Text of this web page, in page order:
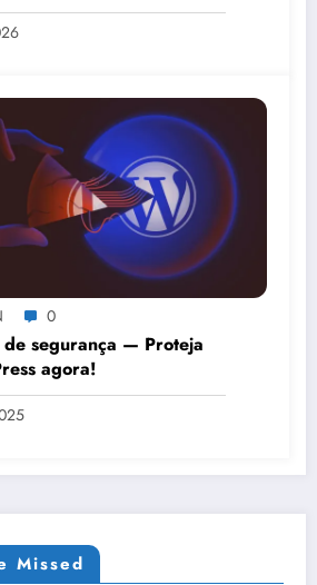
0
segurança — Proteja
agora!
Missed